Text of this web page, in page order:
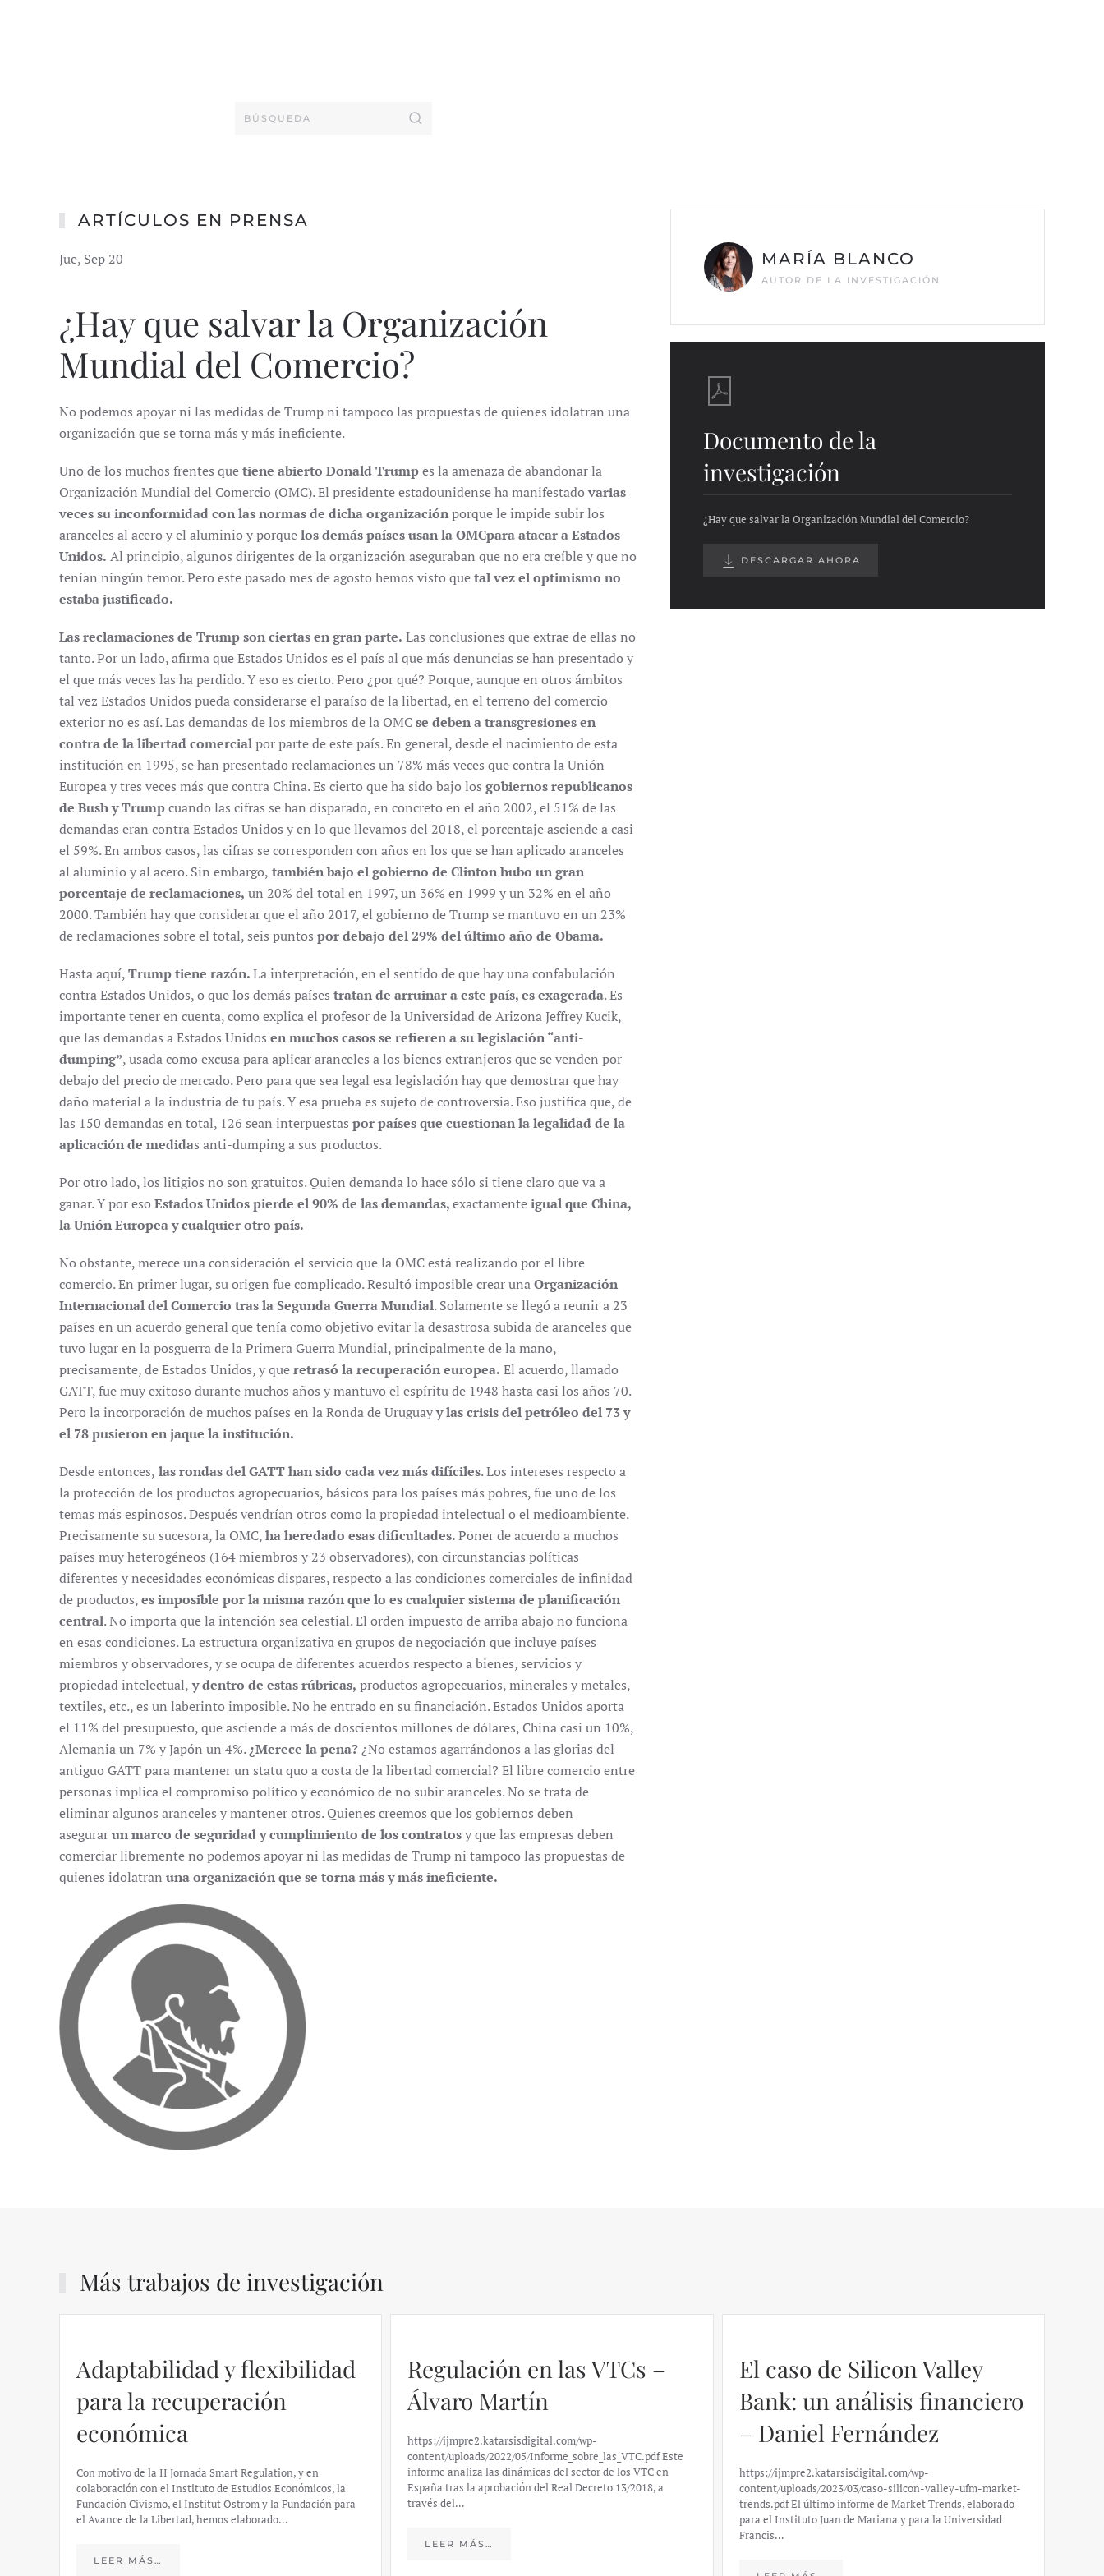
ARTÍCULOS EN PRENSA
Jue, Sep 20
¿Hay que salvar la Organización
Mundial del Comercio?
No podemos apoyar ni las medidas de Trump ni tampoco las propuestas de quienes idolatran una
organización que se torna más y más ineficiente.
Uno de los muchos frentes quetiene abierto Donald Trumpes la amenaza de abandonar la
Organización Mundial del Comercio (OMC). El presidente estadounidense ha manifestado varias
veces su inconformidad con las normas de dicha organizaciónporque le impide subir los
aranceles al acero y el aluminio y porquelos demás países usan la OMCpara atacar a Estados
Unidos. Al principio, algunos dirigentes de la organización aseguraban que no era creíble y que no
tenían ningún temor. Pero este pasado mes de agosto hemos visto quetal vez el optimismo no
estaba justificado.
Las reclamaciones de Trump son ciertas en gran parte. Las conclusiones que extrae de ellas no
tanto. Por un lado, afirma que Estados Unidos es el país al que más denuncias se han presentado y
el que más veces las ha perdido. Y eso es cierto. Pero ¿por qué? Porque, aunque en otros ámbitos
tal vez Estados Unidos pueda considerarse el paraíso de la libertad, en el terreno del comercio
exterior no es así. Las demandas de los miembros de la OMCse deben a transgresiones en
contra de la libertad comercialpor parte de este país. En general, desde el nacimiento de esta
institución en 1995, se han presentado reclamaciones un 78% más veces que contra la Unión
Europea y tres veces más que contra China. Es cierto que ha sido bajo los gobiernos republicanos
de Bush y Trumpcuando las cifras se han disparado, en concreto en el año 2002, el 51% de las
demandas eran contra Estados Unidos y en lo que llevamos del 2018, el porcentaje asciende a casi
el 59%. En ambos casos, las cifras se corresponden con años en los que se han aplicado aranceles
al aluminio y al acero. Sin embargo, también bajo el gobierno de Clinton hubo un gran
porcentaje de reclamaciones, un 20% del total en 1997, un 36% en 1999 y un 32% en el año
2000. También hay que considerar que el año 2017, el gobierno de Trump se mantuvo en un 23%
de reclamaciones sobre el total, seis puntos por debajo del 29% del último año de Obama.
Hasta aquí,Trump tiene razón.La interpretación, en el sentido de que hay una confabulación
contra Estados Unidos, o que los demás países tratan de arruinar a este país, es exagerada. Es
importante tener en cuenta, como explica el profesor de la Universidad de Arizona Jeffrey Kucik,
que las demandas a Estados Unidos en muchos casos se refieren a su legislación “anti-
dumping”, usada como excusa para aplicar aranceles a los bienes extranjeros que se venden por
debajo del precio de mercado. Pero para que sea legal esa legislación hay que demostrar que hay
daño material a la industria de tu país. Y esa prueba es sujeto de controversia. Eso justifica que, de
las 150 demandas en total, 126 sean interpuestas por países que cuestionan la legalidad de la
aplicación de medidas anti-dumping a sus productos.
Por otro lado, los litigios no son gratuitos. Quien demanda lo hace sólo si tiene claro que va a
ganar. Y por eso Estados Unidos pierde el 90% de las demandas,exactamenteigual que China,
la Unión Europea y cualquier otro país.
No obstante, merece una consideración el servicio que la OMC está realizando por el libre
comercio. En primer lugar, su origen fue complicado. Resultó imposible crear unaOrganización
Internacional del Comercio tras la Segunda Guerra Mundial. Solamente se llegó a reunir a 23
países en un acuerdo general que tenía como objetivo evitar la desastrosa subida de aranceles que
tuvo lugar en la posguerra de la Primera Guerra Mundial, principalmente de la mano,
precisamente, de Estados Unidos, y queretrasó la recuperación europea. El acuerdo, llamado
GATT, fue muy exitoso durante muchos años y mantuvo el espíritu de 1948 hasta casi los años 70.
Pero la incorporación de muchos países en la Ronda de Uruguayy las crisis del petróleo del 73 y
el 78 pusieron en jaque la institución.
Desde entonces, las rondas del GATT han sido cada vez más difíciles. Los intereses respecto a
la protección de los productos agropecuarios, básicos para los países más pobres, fue uno de los
temas más espinosos. Después vendrían otros como la propiedad intelectual o el medioambiente.
Precisamente su sucesora, la OMC,ha heredado esas dificultades.Poner de acuerdo a muchos
países muy heterogéneos (164 miembros y 23 observadores), con circunstancias políticas
diferentes y necesidades económicas dispares, respecto a las condiciones comerciales de infinidad
de productos,es imposible por la misma razón que lo es cualquier sistema de planificación
central. No importa que la intención sea celestial. El orden impuesto de arriba abajo no funciona
en esas condiciones. La estructura organizativa en grupos de negociación que incluye países
miembros y observadores, y se ocupa de diferentes acuerdos respecto a bienes, servicios y
propiedad intelectual,y dentro de estas rúbricas, productos agropecuarios, minerales y metales,
textiles, etc., es un laberinto imposible. No he entrado en su financiación. Estados Unidos aporta
el 11% del presupuesto, que asciende a más de doscientos millones de dólares, China casi un 10%,
Alemania un 7% y Japón un 4%.¿Merece la pena?¿No estamos agarrándonos a las glorias del
antiguo GATT para mantener un statu quo a costa de la libertad comercial? El libre comercio entre
personas implica el compromiso político y económico de no subir aranceles. No se trata de
eliminar algunos aranceles y mantener otros. Quienes creemos que los gobiernos deben
asegurarun marco de seguridad y cumplimiento de los contratosy que las empresas deben
comerciar libremente no podemos apoyar ni las medidas de Trump ni tampoco las propuestas de
quienes idolatran una organización que se torna más y más ineficiente.
MARÍA BLANCO
AUTOR DE LA INVESTIGACIÓN
Documento de la
investigación
¿Hay que salvar la Organización Mundial del Comercio?
DESCARGAR AHORA
Más trabajos de investigación
Adaptabilidad y flexibilidad
para la recuperación
económica
Con motivo de la II Jornada Smart Regulation, y en
colaboración con el Instituto de Estudios Económicos, la
Fundación Civismo, el Institut Ostrom y la Fundación para
el Avance de la Libertad, hemos elaborado…
LEER MÁS…
Regulación en las VTCs –
Álvaro Martín
https://ijmpre2.katarsisdigital.com/wp-
content/uploads/2022/05/Informe_sobre_las_VTC.pdf Este
informe analiza las dinámicas del sector de los VTC en
España tras la aprobación del Real Decreto 13/2018, a
través del…
LEER MÁS…
El caso de Silicon Valley
Bank: un análisis financiero
– Daniel Fernández
https://ijmpre2.katarsisdigital.com/wp-
content/uploads/2023/03/caso-silicon-valley-ufm-market-
trends.pdf El último informe de Market Trends, elaborado
para el Instituto Juan de Mariana y para la Universidad
Francis…